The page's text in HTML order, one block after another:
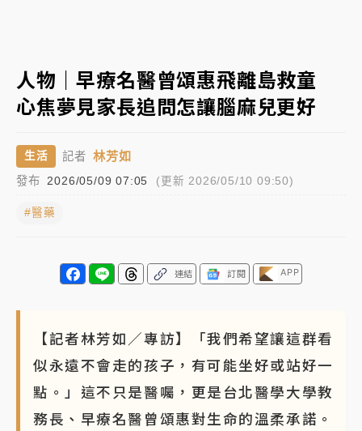
至2個月低
「白海豚」雨炸新北！通報109件災情 侯友宜揭這類災
白海豚挾豪雨狂炸新北！時雨量破百毫米 水塔、雨棚
砸落毀車
人物｜早療名醫曾頌惠飛離島救童
心焦夢見家長追問怎讓腦麻兒更好
生活 記者 林芳如
發布 2026/05/09 07:05 (更新 2026/05/10 09:50)
#醫藥
連結 訂閱 APP
【記者林芳如／專訪】「我們希望讓這群看
似永遠不會走的孩子，有可能坐好或站好一
點。」這不只是醫囑，更是台北醫學大學教
務長、早療名醫曾頌惠對生命的溫柔承諾。